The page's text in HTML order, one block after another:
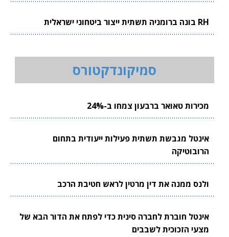
RH בונה ברומניה תשתית ייצור ביטחוני ישראלית
סמיקונדקטורס
מכירות טאואר ברבעון צמחו ב-24%
אינטל מגבשת תשתית פעילות ייעודית בתחום
הרובוטיקה
ולנס ממנה את דין מרטין לראש חטיבת הרכב
אינטל חוברת לחברה סינית כדי לפתח את הדור הבא של
מצעי הזכוכית לשבבים